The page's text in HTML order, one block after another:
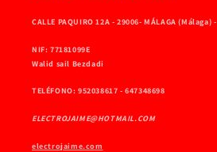
CALLE PAQUIRO 12A - 29006- MÁLAGA (Málaga) -
NIF: 77181099E
Walid sail Bezdadi
TELÉFONO: 952038617 - 647348698
ELECTROJAIME@HOTMAIL.COM
electrojaime.com